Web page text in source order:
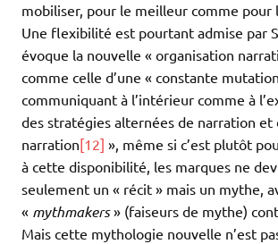
mobiliser, pour le meilleur comme pour
Une flexibilité est pourtant admise par
évoque la nouvelle « organisation
comme celle d’une « constante
communiquant à l’intérieur comme à
des stratégies alternées de narration et
narration[12] », même si c’est plutôt
à cette disponibilité, les marques ne
seulement un « récit » mais un mythe,
« mythmakers» (faiseurs de mythe)
Mais cette mythologie nouvelle n’est